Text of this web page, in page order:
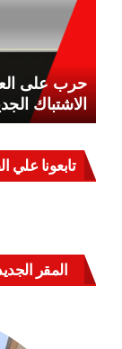
حرب على
الاشتباك
تابعونا علي
المقر